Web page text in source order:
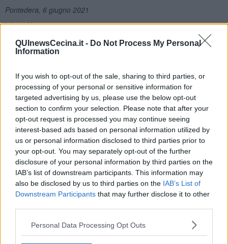
QUInewsCecina.it - Do Not Process My Personal
Information
If you wish to opt-out of the sale, sharing to third parties, or
processing of your personal or sensitive information for
targeted advertising by us, please use the below opt-out
section to confirm your selection. Please note that after your
opt-out request is processed you may continue seeing
interest-based ads based on personal information utilized by
us or personal information disclosed to third parties prior to
your opt-out. You may separately opt-out of the further
disclosure of your personal information by third parties on the
IAB’s list of downstream participants. This information may
also be disclosed by us to third parties on the IAB’s List of
Downstream Participants that may further disclose it to other
Personal Data Processing Opt Outs
Pontedera, 6 giugno 2021
Libero Venturi
Se vuoi leggere le notizie principali della Toscana iscriviti alla
Newsletter QUInews - ToscanaMedia.Arriva gratis tutti i giorni
alle 20:00 direttamente nella tua casella di posta.
Basta cliccareQUI
Videogallery